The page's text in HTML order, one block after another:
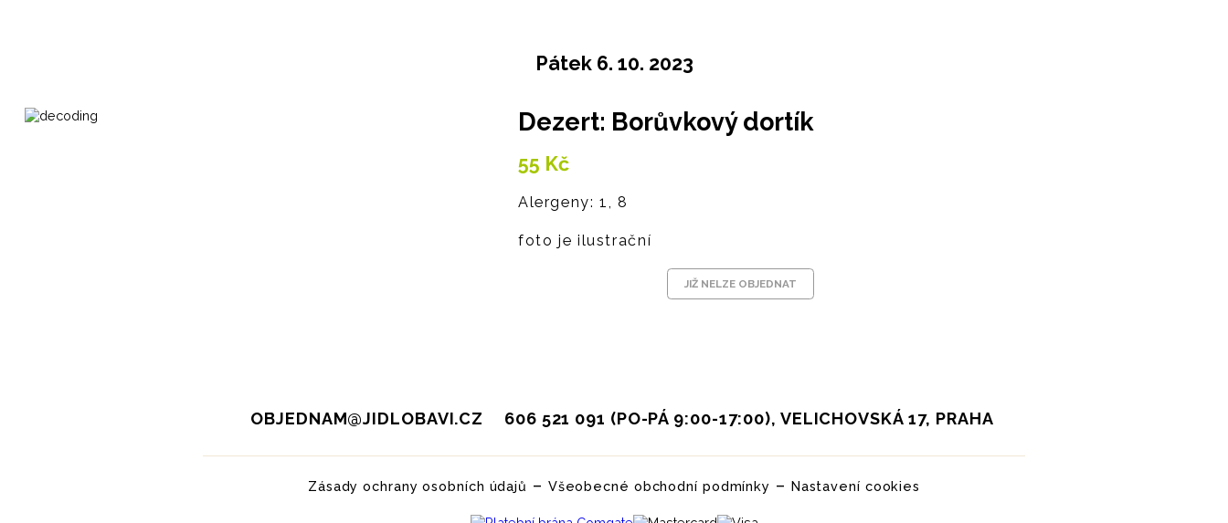
Pátek 6. 10. 2023
Dezert: Borůvkový dortík
55 Kč
Alergeny: 1, 8
foto je ilustrační
JIŽ NELZE OBJEDNAT
OBJEDNAM@JIDLOBAVI.CZ 606 521 091 (PO-PÁ 9:00-17:00), VELICHOVSKÁ 17, PRAHA
Zásady ochrany osobních údajů – Všeobecné obchodní podmínky – Nastavení cookies